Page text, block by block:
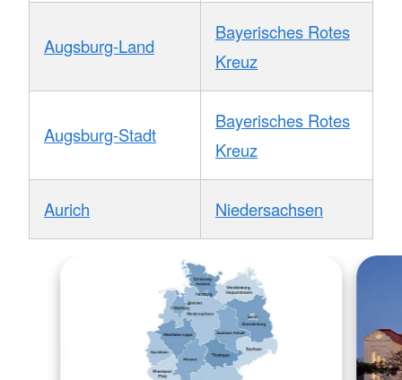
Augsburg-Land
Bayerisches Rotes
Kreuz
Augsburg-Stadt
Bayerisches Rotes
Kreuz
Aurich Niedersachsen